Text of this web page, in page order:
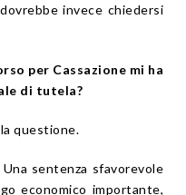
invece chiedersi
per Cassazione mi ha
di tutela?
questione.
sentenza sfavorevole
economico importante,